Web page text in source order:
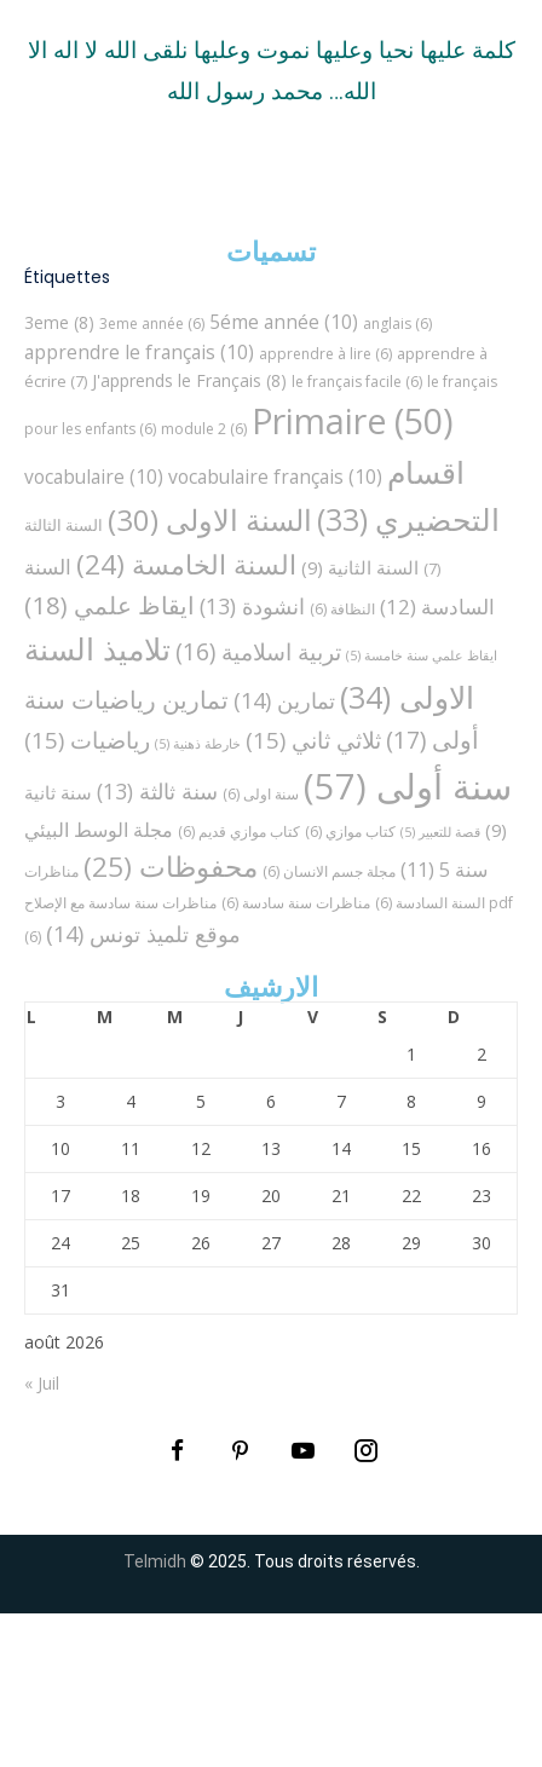
كلمة عليها نحيا وعليها نموت وعليها نلقى الله لا اله الا
الله… محمد رسول الله
تسميات
Étiquettes
3eme (8) 3eme année (6) 5éme année (10) anglais (6)
apprendre le français (10) apprendre à lire (6) apprendre à
écrire (7) J'apprends le Français (8) le français facile (6) le français
pour les enfants (6) module 2 (6) Primaire (50)
vocabulaire (10) vocabulaire français (10) اقسام
التحضيري (33) السنة الاولى (30)
السنة الثالثة
(7)
السنة الثانية (9) السنة الخامسة (24)
السنة
السادسة (12) النظافة (6) انشودة (13) ايقاظ علمي (18)
ايقاظ علمي سنة خامسة (5) تربية اسلامية (16)
تلاميذ السنة
الاولى (34) تمارين (14)
تمارين رياضيات سنة
أولى (17) ثلاثي ثاني (15) خارطة ذهنية (5) رياضيات (15)
سنة أولى (57) سنة اولى (6) سنة ثالثة (13)
سنة ثانية
(9)
قصة للتعبير (5) كتاب موازي (6) كتاب موازي قديم (6)
مجلة الوسط البيئي
سنة 5
(11) مجلة جسم الانسان (6) محفوظات (25)
مناظرات
السنة السادسة (6) مناظرات سنة سادسة (6)
مناظرات سنة سادسة مع الإصلاح pdf
(6)
موقع تلميذ تونس (14)
الارشيف
août 2026
L M M J V S
D
1
2
3 4 5 6 7 8 9
10 11 12 13 14 15 16
17 18 19 20 21 22 23
24 25 26 27 28 29 30
31
« Juil
Telmidh © 2025. Tous droits réservés.